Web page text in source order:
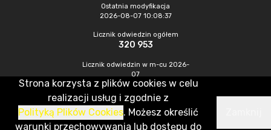
Ostatnia modyfikacja
2026-08-07 10:08:37
Licznik odwiedzin ogółem
320 953
Licznik odwiedzin w m-cu 2026-
07
1 012
CMS & Hosting: Nefeni Sp. z o.o.
Strona korzysta z plików cookies w celu
realizacji usług i zgodnie z
Polityką Plików Cookies. Możesz określić
warunki przechowywania lub dostępu do